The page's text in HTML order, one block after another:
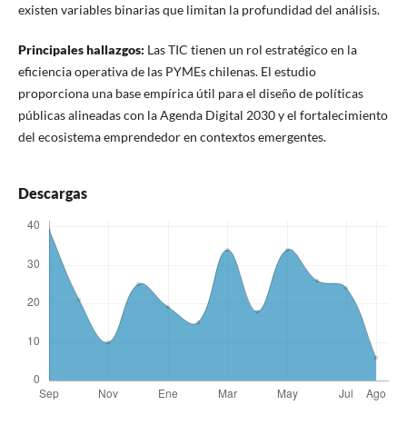
existen variables binarias que limitan la profundidad del análisis.
Principales hallazgos: Las TIC tienen un rol estratégico en la
eficiencia operativa de las PYMEs chilenas. El estudio
proporciona una base empírica útil para el diseño de políticas
públicas alineadas con la Agenda Digital 2030 y el fortalecimiento
del ecosistema emprendedor en contextos emergentes.
Descargas